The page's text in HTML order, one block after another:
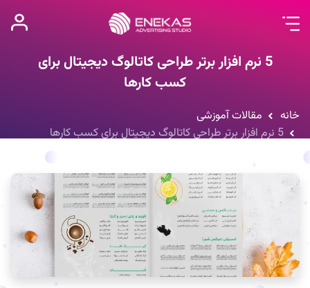
5 نرم افزار برتر طراحی کاتالوگ دیجیتال برای
کسب کارها
خانه
مقالات آموزشی
5 نرم افزار برتر طراحی کاتالوگ دیجیتال برای کسب کارها